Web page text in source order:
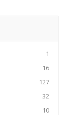
1
16
127
32
10